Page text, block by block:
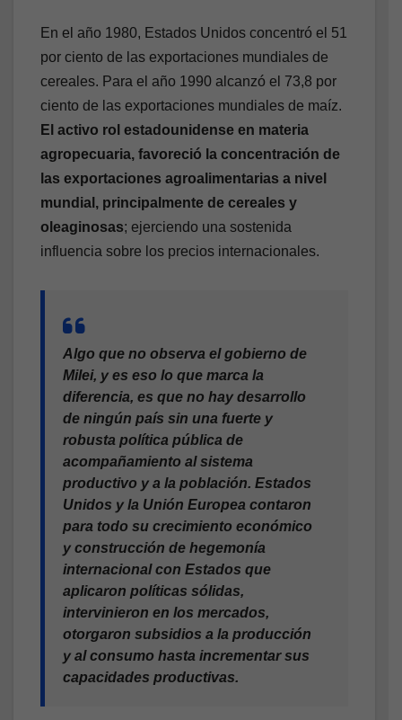
En el año 1980, Estados Unidos concentró el 51
por ciento de las exportaciones mundiales de
cereales. Para el año 1990 alcanzó el 73,8 por
ciento de las exportaciones mundiales de maíz.
El activo rol estadounidense en materia
agropecuaria, favoreció la concentración de
las exportaciones agroalimentarias a nivel
mundial, principalmente de cereales y
oleaginosas; ejerciendo una sostenida
influencia sobre los precios internacionales.
Algo que no observa el gobierno de
Milei, y es eso lo que marca la
diferencia, es que no hay desarrollo
de ningún país sin una fuerte y
robusta política pública de
acompañamiento al sistema
productivo y a la población. Estados
Unidos y la Unión Europea contaron
para todo su crecimiento económico
y construcción de hegemonía
internacional con Estados que
aplicaron políticas sólidas,
intervinieron en los mercados,
otorgaron subsidios a la producción
y al consumo hasta incrementar sus
capacidades productivas.